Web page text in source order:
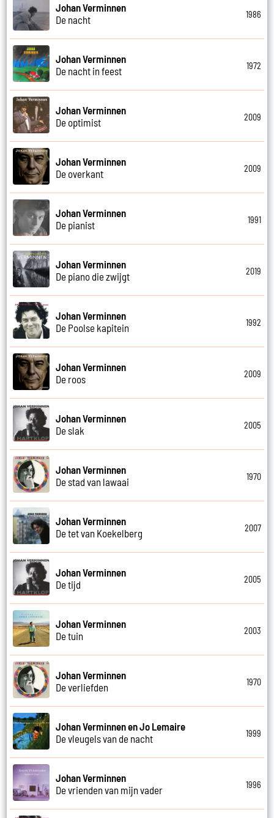
Johan Verminnen
De nacht
1986
Johan Verminnen
De nacht in feest
1972
Johan Verminnen
De optimist
2009
Johan Verminnen
De overkant
2009
Johan Verminnen
De pianist
1991
Johan Verminnen
De piano die zwijgt
2019
Johan Verminnen
De Poolse kapitein
1992
Johan Verminnen
De roos
2009
Johan Verminnen
De slak
2005
Johan Verminnen
De stad van lawaai
1970
Johan Verminnen
De tet van Koekelberg
2007
Johan Verminnen
De tijd
2005
Johan Verminnen
De tuin
2003
Johan Verminnen
De verliefden
1970
Johan Verminnen en Jo Lemaire
De vleugels van de nacht
1999
Johan Verminnen
De vrienden van mijn vader
1996